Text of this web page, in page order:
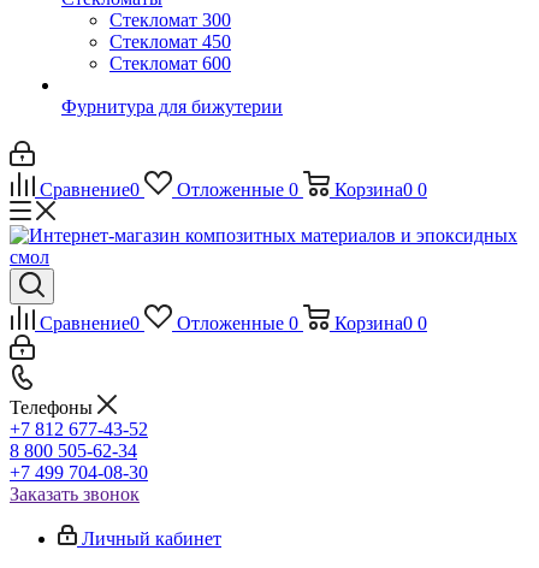
Стекломат 300
Стекломат 450
Стекломат 600
Фурнитура для бижутерии
Сравнение0 Отложенные 0 Корзина0 0
Сравнение0 Отложенные 0 Корзина0 0
Телефоны
+7 812 677-43-52
8 800 505-62-34
+7 499 704-08-30
Заказать звонок
Личный кабинет